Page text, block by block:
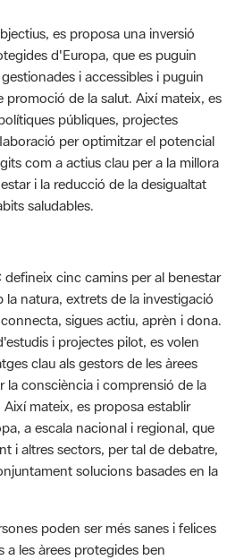
i accessibles i puguin
de la salut. Així mateix, es
públiques, projectes
per optimitzar el potencial
com a actius clau per a la millora
i la reducció de la desigualtat
saludables.
cinc camins per al benestar
natura, extrets de la investigació
i projectes pilot, es volen
clau als gestors de les àrees
la consciència i comprensió de la
mateix, es proposa establir
a escala nacional i regional, que
i altres sectors, per tal de debatre,
solucions basades en la
poden ser més sanes i felices
a les àrees protegides ben
les bones pràctiques en
les evidències dels seus